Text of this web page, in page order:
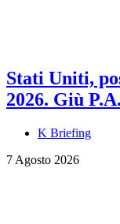
Stati Uniti,
2026. Giù
K Briefing
7 Agosto 2026